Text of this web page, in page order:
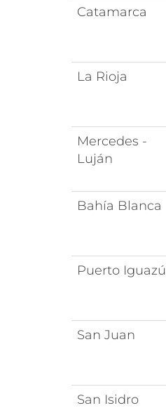
Catamarca
La Rioja
Mercedes -
Luján
Bahía Blanca
Puerto Iguazú
San Juan
San Isidro